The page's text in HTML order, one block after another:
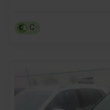
C